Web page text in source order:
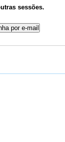
sessões.